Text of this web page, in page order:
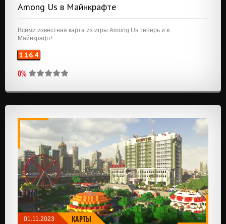
Among Us в Майнкрафте
Всеми известная карта из игры Among Us теперь и в
Майнкрафт!...
1.16.4
0%
01.11.2023 КАРТЫ